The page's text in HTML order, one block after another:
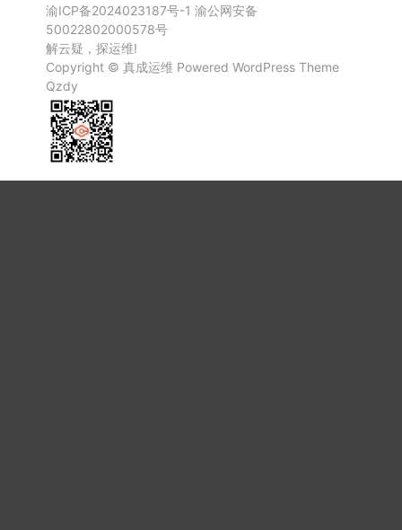
渝ICP备2024023187号-1 渝公网安备
50022802000578号
解云疑，探运维!
Copyright © 真成运维 Powered WordPressTheme
Qzdy